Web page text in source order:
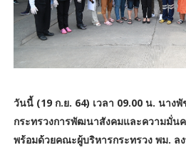
วันนี้ (19 ก.ย. 64) เวลา 09.00 น. นาง
กระทรวงการพัฒนาสังคมและความมั่น
พร้อมด้วยคณะผู้บริหารกระทรวง พม. ล